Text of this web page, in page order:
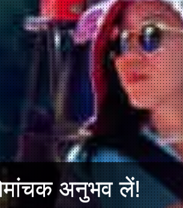
अनुभव लें!